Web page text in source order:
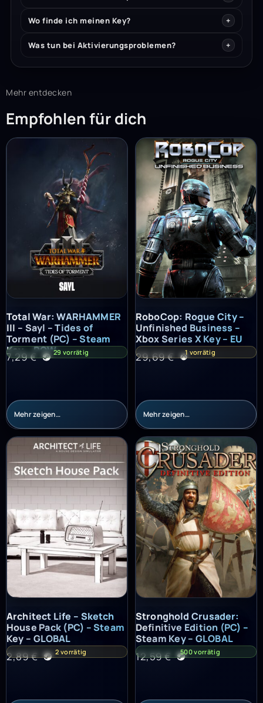
Wo finde ich meinen Key?
Was tun bei Aktivierungsproblemen?
Mehr entdecken
Empfohlen für dich
Total War: WARHAMMER III – Sayl – Tides of Torment (PC) –
Total War: WARHAMMER
III – Sayl – Tides of
Torment (PC) – Steam
Key – ROW
7,29€ 29 vorrätig
Mehr zeigen…
RoboCop: Rogue City –
RoboCop: Rogue City –
Unfinished Business –
Xbox Series X Key – EU
29,69€ 1 vorrätig
Mehr zeigen…
Architect Life – Sketch House Pack (PC) – Steam Key – GLOBAL
Architect Life – Sketch
House Pack (PC) – Steam
Key – GLOBAL
2,89€ 2 vorrätig
Stronghold Crusader: Definitive
Stronghold Crusader:
Definitive Edition (PC) –
Steam Key – GLOBAL
12,59€ 500 vorrätig